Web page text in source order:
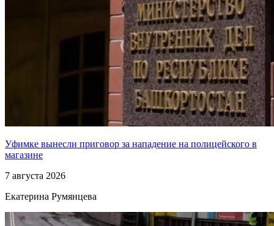
Уфимке вынесли приговор за нападение на полицейского в
магазине
7 августа 2026
Екатерина Румянцева